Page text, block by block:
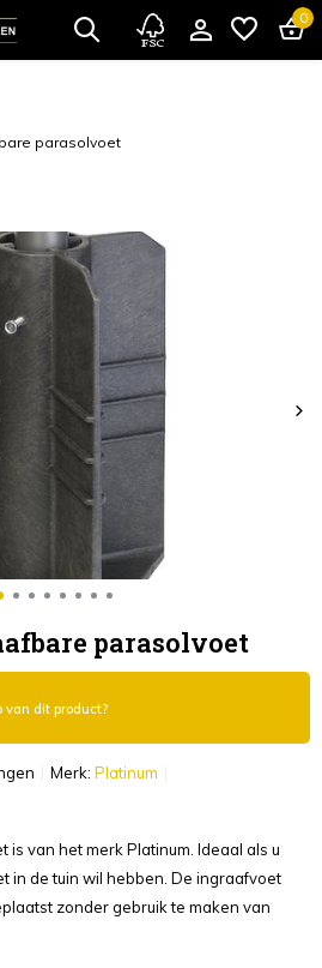
0
parasolvoet
parasolvoet
van dit product?
Merk: Platinum
van het merk Platinum. Ideaal als u
in de tuin wil hebben. De ingraafvoet
zonder gebruik te maken van